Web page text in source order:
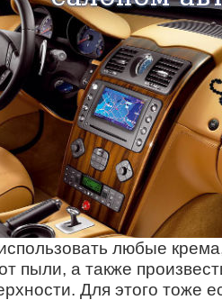
любые
пыли, а также
Для этого тоже